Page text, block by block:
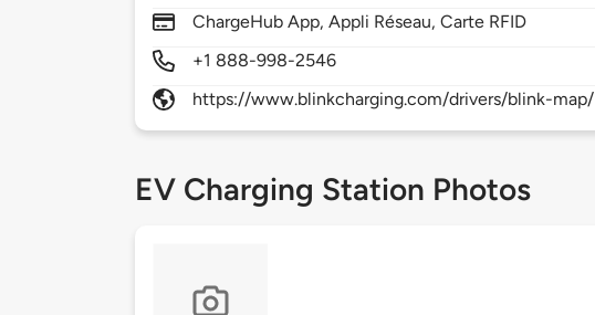
ChargeHub App, Appli Réseau, Carte RFID
+1 888-998-2546
https://www.blinkcharging.com/drivers/blink-map/
EV Charging Station Photos